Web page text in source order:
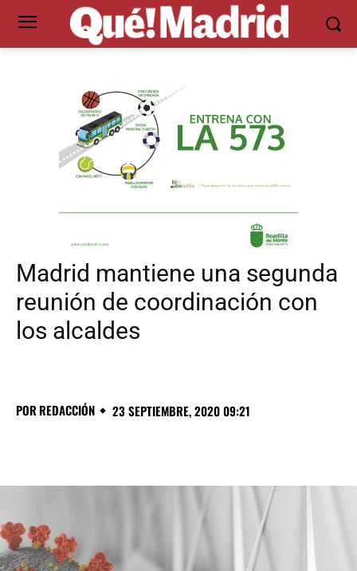
Madrid mantiene una segunda
reunión de coordinación con
los alcaldes
POR REDACCIÓN 23 SEPTIEMBRE, 2020 09:21